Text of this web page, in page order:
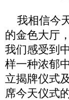
我相信今
的金色大厅
我们感受到
样一种浓郁
立揭牌仪式
席今天仪式